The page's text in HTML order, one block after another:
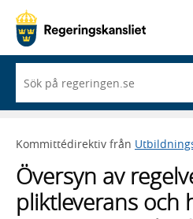
du
börjar
skriva
framträder
lista
med
sökförslag
Kommittédirektiv från
Översyn av
pliktleverans och